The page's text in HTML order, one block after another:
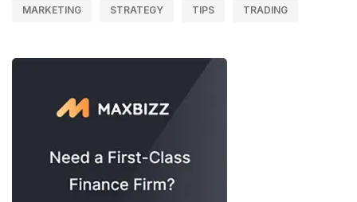
MARKETING STRATEGY TIPS TRADING